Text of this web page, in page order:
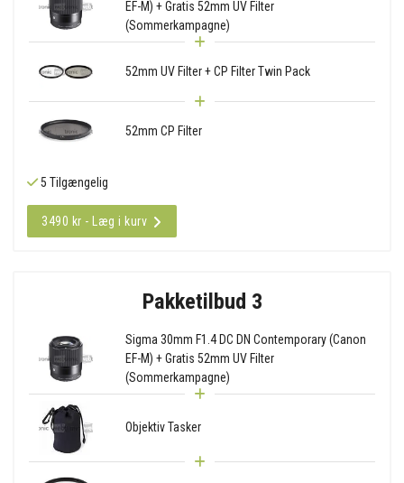
EF-M) + Gratis 52mm UV Filter
(Sommerkampagne)
52mm UV Filter + CP Filter Twin Pack
52mm CP Filter
5 Tilgængelig
3490 kr - Læg i kurv
Pakketilbud 3
Sigma 30mm F1.4 DC DN Contemporary (Canon
EF-M) + Gratis 52mm UV Filter
(Sommerkampagne)
Objektiv Tasker